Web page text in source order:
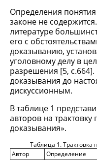
Определения
законе не
литературе
его с
доказыванию,
уголовному делу в
разрешения [5,
доказывания до
дискуссионным.
В таблице 1
авторов на
доказывания».
Таблица 1. Трактовка
Автор
Определение